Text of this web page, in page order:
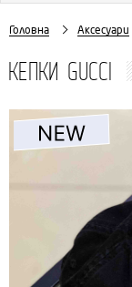
Головна Аксесуари
КЕПКИ GUCCI